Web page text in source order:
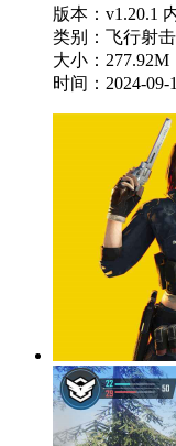
版本：v1.20.1
类别：飞行射击
大小：277.92M
时间：2024-09-